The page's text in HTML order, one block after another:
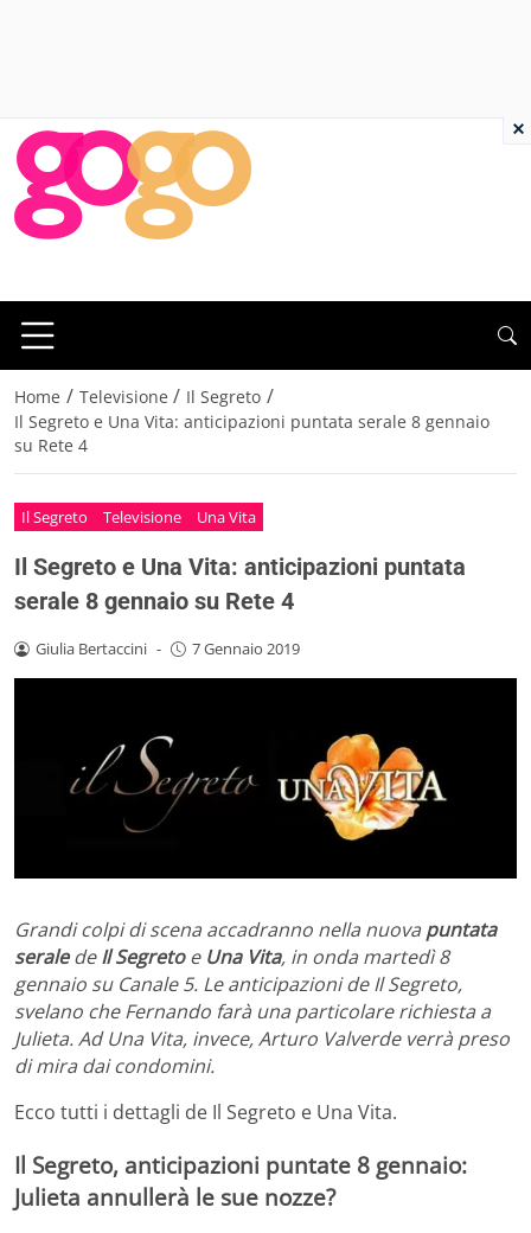
Home / Televisione / Il Segreto /
Il Segreto e Una Vita: anticipazioni puntata serale 8 gennaio
su Rete 4
Il Segreto Televisione Una Vita
Il Segreto e Una Vita: anticipazioni puntata
serale 8 gennaio su Rete 4
Giulia Bertaccini - 7 Gennaio 2019
Grandi colpi di scena accadranno nella nuova puntata
seraledeIl Segretoe Una Vita, in onda martedì 8
gennaio su Canale 5. Le anticipazioni de Il Segreto,
svelano che Fernando farà una particolare richiesta a
Julieta. Ad Una Vita, invece, Arturo Valverde verrà preso
di mira dai condomini.
Ecco tutti i dettagli de Il Segreto e Una Vita.
Il Segreto, anticipazioni puntate 8 gennaio:
Julieta annullerà le sue nozze?
×